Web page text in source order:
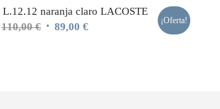
naranja claro LACOSTE
110,00€ El 89,00 €El
¡Oferta!